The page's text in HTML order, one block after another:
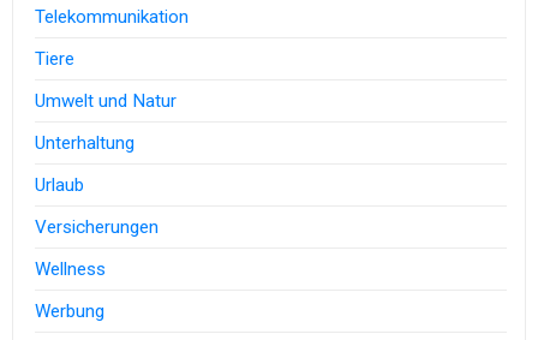
Telekommunikation
Tiere
Umwelt und Natur
Unterhaltung
Urlaub
Versicherungen
Wellness
Werbung